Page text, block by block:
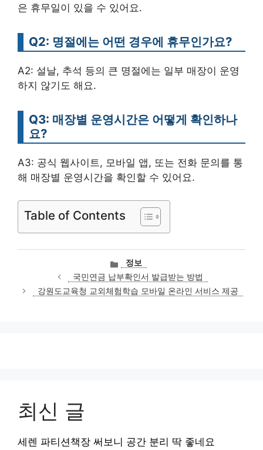
은 휴무일이 있을 수 있어요.
Q2: 명절에는 어떤 경우에 휴무인가요?
A2: 설날, 추석 등의 큰 명절에는 일부 매장이 운영
하지 않기도 해요.
Q3: 매장별 운영시간은 어떻게 확인하나
요?
A3: 공식 웹사이트, 모바일 앱, 또는 전화 문의를 통
해 매장별 운영시간을 확인할 수 있어요.
Table of Contents
카
테
고
리
정보
국민연금 납부확인서 발급받는 방법
강원도교육청 교외체험학습 모바일 온라인 서비스 제공
최신 글
세렌 파티션책장 써보니 공간 분리 딱 좋네요